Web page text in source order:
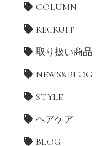
COLUMN
RECRUIT
取り扱い商品
NEWS&BLOG
STYLE
ヘアケア
BLOG